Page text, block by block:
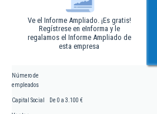
Ve el Informe Ampliado. ¡Es gratis!
Regístrese en eInforma y le
regalamos el Informe Ampliado de
esta empresa
Número de
empleados
Capital Social De 0 a 3.100 €